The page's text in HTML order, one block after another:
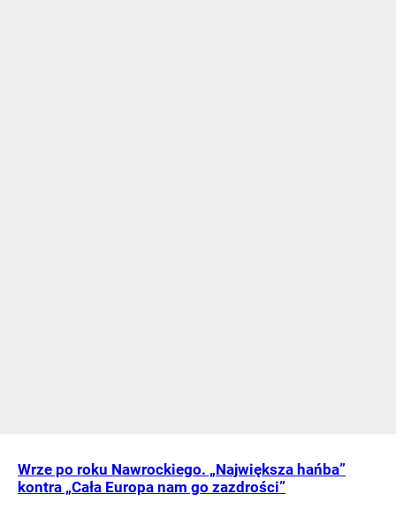
Wrze po roku Nawrockiego. „Największa hańba”
kontra „Cała Europa nam go zazdrości”